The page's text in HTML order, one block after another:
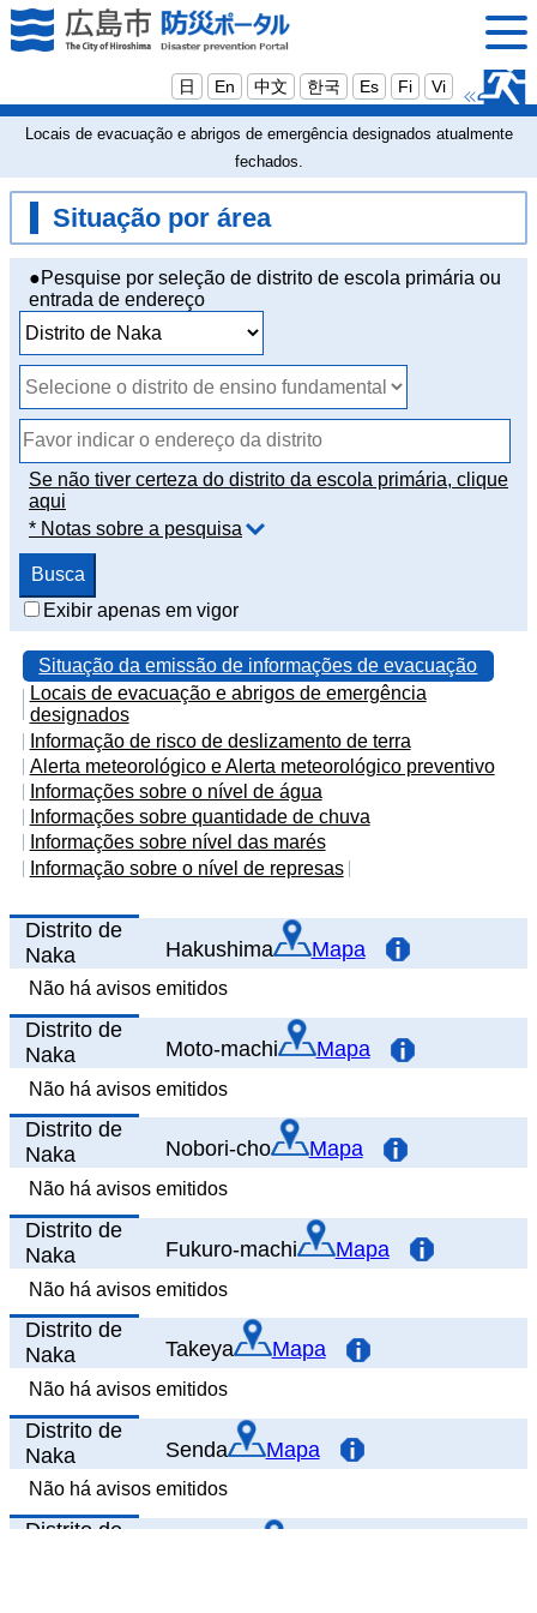
日 En 中文 한국 Es Fi Vi
Locais de evacuação e abrigos de emergência designados atualmente
fechados.
Situação por área
●Pesquise por seleção de distrito de escola primária ou
entrada de endereço
Se não tiver certeza do distrito da escola primária, clique
aqui
* Notas sobre a pesquisa
Exibir apenas em vigor
Situação da emissão de informações de evacuação
Locais de evacuação e abrigos de emergência
designados
Informação de risco de deslizamento de terra
Alerta meteorológico e Alerta meteorológico preventivo
Informações sobre o nível de água
Informações sobre quantidade de chuva
Informações sobre nível das marés
Informação sobre o nível de represas
Distrito de
Naka
Hakushima Mapa
Não há avisos emitidos
Distrito de
Naka
Moto-machi Mapa
Não há avisos emitidos
Distrito de
Naka
Nobori-cho Mapa
Não há avisos emitidos
Distrito de
Naka
Fukuro-machi Mapa
Não há avisos emitidos
Distrito de
Naka
Takeya Mapa
Não há avisos emitidos
Distrito de
Naka
Senda Mapa
Não há avisos emitidos
Distrito de